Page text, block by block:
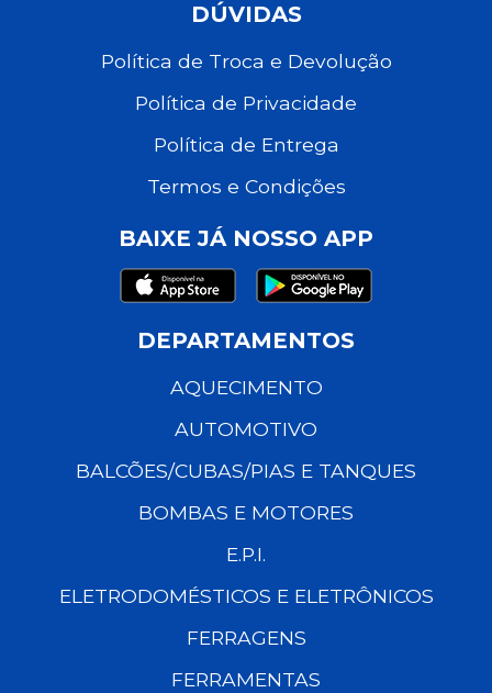
DÚVIDAS
Política de Troca e Devolução
Política de Privacidade
Política de Entrega
Termos e Condições
BAIXE JÁ NOSSO APP
DEPARTAMENTOS
AQUECIMENTO
AUTOMOTIVO
BALCÕES/CUBAS/PIAS E TANQUES
BOMBAS E MOTORES
E.P.I.
ELETRODOMÉSTICOS E ELETRÔNICOS
FERRAGENS
FERRAMENTAS